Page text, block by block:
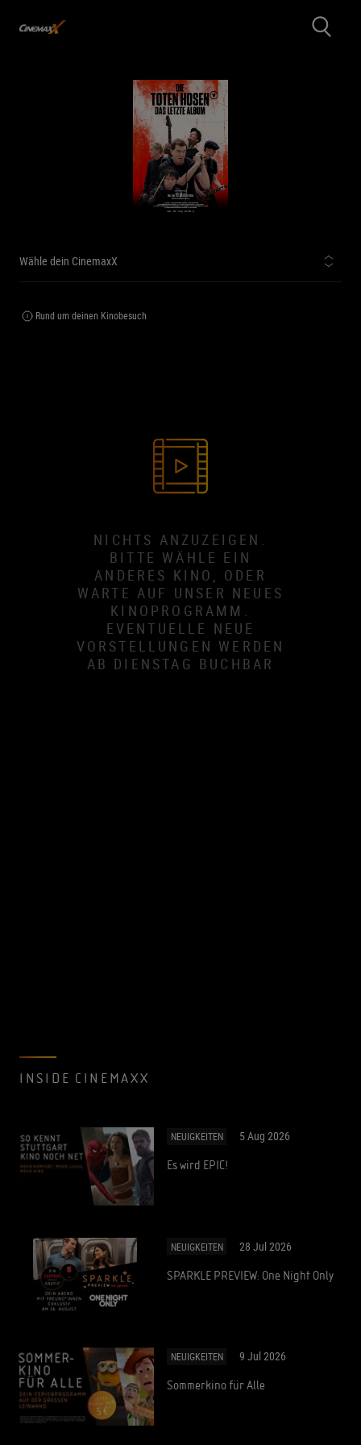
Wähle dein CinemaxX
Rund um deinen Kinobesuch
NICHTS ANZUZEIGEN.
BITTE WÄHLE EIN
ANDERES KINO, ODER
WARTE AUF UNSER NEUES
KINOPROGRAMM.
EVENTUELLE NEUE
VORSTELLUNGEN WERDEN
AB DIENSTAG BUCHBAR
INSIDE CINEMAXX
NEUIGKEITEN 5 Aug 2026
Es wird EPIC!
NEUIGKEITEN 28 Jul 2026
SPARKLE PREVIEW: One Night Only
NEUIGKEITEN 9 Jul 2026
Sommerkino für Alle